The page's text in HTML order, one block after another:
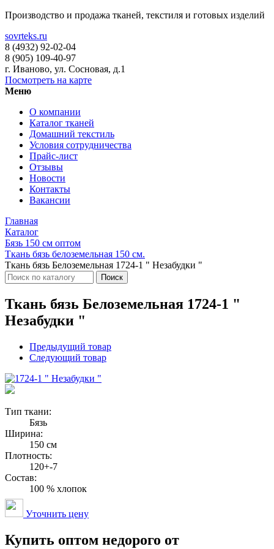
Производство и продажа тканей, текстиля и готовых изделий
sovrteks.ru
8 (4932) 92-02-04
8 (905) 109-40-97
г. Иваново, ул. Сосновая, д.1
Посмотреть на карте
Меню
О компании
Каталог тканей
Домашний текстиль
Условия сотрудничества
Прайс-лист
Отзывы
Новости
Контакты
Вакансии
Главная
Каталог
Бязь 150 см оптом
Ткань бязь белоземельная 150 см.
Ткань бязь Белоземельная 1724-1 " Незабудки "
Поиск
Ткань бязь Белоземельная 1724-1 "
Незабудки "
Предыдущий товар
Следующий товар
Тип ткани:
Бязь
Ширина:
150 см
Плотность:
120+-7
Состав:
100 % хлопок
Уточнить цену
Купить оптом недорого от